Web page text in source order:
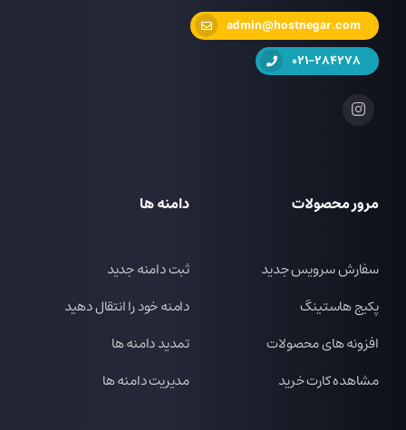
admin@hostnegar.com
021-284278
مرور محصولات
سفارش سرویس جدید
پکیج هاستینگ
افزونه های محصولات
مشاهده کارت خرید
دامنه ها
ثبت دامنه جدید
دامنه خود را انتقال دهید
تمدید دامنه ها
مدیریت دامنه ها